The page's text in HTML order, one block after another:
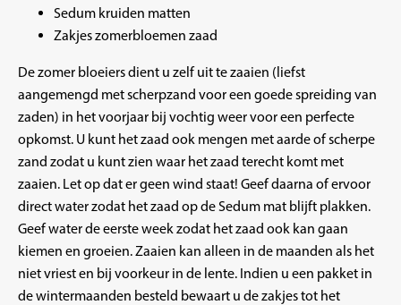
Sedum kruiden matten
Zakjes zomerbloemen zaad
De zomer bloeiers dient u zelf uit te zaaien (liefst
aangemengd met scherpzand voor een goede spreiding van
zaden) in het voorjaar bij vochtig weer voor een perfecte
opkomst. U kunt het zaad ook mengen met aarde of scherpe
zand zodat u kunt zien waar het zaad terecht komt met
zaaien. Let op dat er geen wind staat! Geef daarna of ervoor
direct water zodat het zaad op de Sedum mat blijft plakken.
Geef water de eerste week zodat het zaad ook kan gaan
kiemen en groeien. Zaaien kan alleen in de maanden als het
niet vriest en bij voorkeur in de lente. Indien u een pakket in
de wintermaanden besteld bewaart u de zakjes tot het